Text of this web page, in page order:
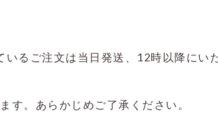
るご注文は当日発送、12時以降にい
す。あらかじめご了承ください。